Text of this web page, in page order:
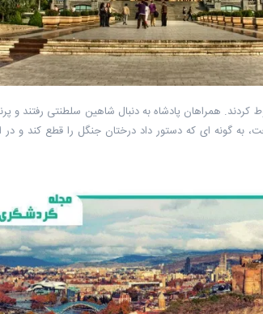
همراهان پادشاه به دنبال شاهین سلطنتی رفتند و
به گونه ای که دستور داد درختان جنگل را قطع کند و